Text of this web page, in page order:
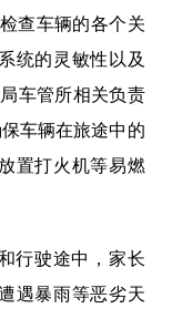
查车辆的各个关
统的灵敏性以及
车管所相关负责
车辆在旅途中的
置打火机等易燃
行驶途中，家长
遇暴雨等恶劣天